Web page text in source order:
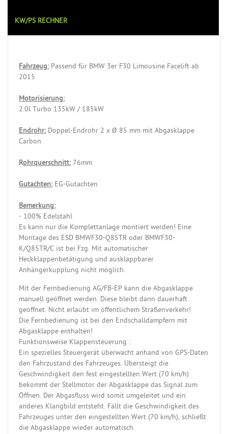
KW/PS RECHNER
Fahrzeug:Passend für BMW 3er F30 Limousine Facelift ab
2015
Motorisierung:
2.0l Turbo 135kW / 185kW
Endrohr:Doppel-Endrohr 2 x Ø 85 mm mit Abgasklappe
Carbon
Rohrquerschnitt:76mm
Gutachten:EG-Gutachten
Bemerkung:
- 100% Edelstahl
Es kann nur die Komplettanlage montiert werden! Eine
Montage des ESD BMWF30-Q85TR oder BMWF30-
K/Q85TR/C ist bei Fzg. Mit automatischer
Heckklappenbetätigung und ausklappbarer
Anhängerkupplung nicht möglich.
Mit der Fernbedienung AG/FB-EP kann die Abgasklappe
manuell geöffnet werden. Diese bleibt dann dauerhaft
geöffnet. Nicht erlaubt im öffentlichem Straßenverkehr!
Die Fernbedienung ist bei den Endschalldämpfern mit
Abgasklappe enthalten!
Funktionsweise Klappensteuerung :
Ein spezielles Steuergerät überwacht anhand von GPS-Daten
den Fahrzustand des Fahrzeuges. Übersteigt die
Geschwindigkeit den fest eingestellten Wert (70 km/h)
bekommt der Stellmotor der Abgasklappe das Signal zum
Öffnen. Der Abgasfluss wird somit umgeleitet und ein
anderes Klangbild entsteht. Fällt die Geschwindigkeit des
Fahrzeuges unter den eingestellten Wert (70 km/h), schließt
die Abgasklappe wieder automatisch.